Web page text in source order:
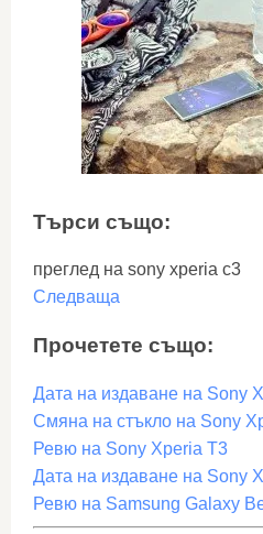
Търси също:
преглед на sony xperia c3
Следваща
Прочетете също:
Дата на издаване на Sony
Смяна на стъкло на Sony
Ревю на Sony Xperia T3
Дата на издаване на Sony
Ревю на Samsung Galaxy